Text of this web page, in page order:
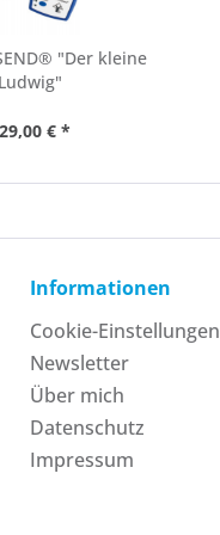
"Der kleine
Ludwig"
€ *
Informationen
Cookie-Einstellungen
Newsletter
Über mich
Datenschutz
Impressum